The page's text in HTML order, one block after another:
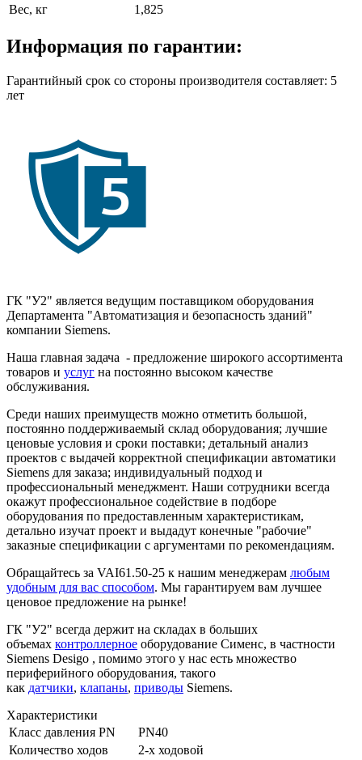
Вес, кг
1,825
Информация по гарантии:
Гарантийный срок со стороны производителя составляет: 5
лет
ГК "У2" является ведущим поставщиком оборудования
Департамента "Автоматизация и безопасность зданий"
компании Siemens.
Наша главная задача - предложение широкого ассортимента
товаров и услуг на постоянно высоком качестве
обслуживания.
Среди наших преимуществ можно отметить большой,
постоянно поддерживаемый склад оборудования; лучшие
ценовые условия и сроки поставки; детальный анализ
проектов с выдачей корректной спецификации автоматики
Siemens для заказа; индивидуальный подход и
профессиональный менеджмент. Наши сотрудники всегда
окажут профессиональное содействие в подборе
оборудования по предоставленным характеристикам,
детально изучат проект и выдадут конечные "рабочие"
заказные спецификации с аргументами по рекомендациям.
Обращайтесь за VAI61.50-25 к нашим менеджерам любым
удобным для вас способом. Мы гарантируем вам лучшее
ценовое предложение на рынке!
ГК "У2" всегда держит на складах в больших
объемах контроллерное оборудование Сименс, в частности
Siemens Desigo , помимо этого у нас есть множество
периферийного оборудования, такого
как датчики, клапаны, приводы Siemens.
Характеристики
Класс давления PN
PN40
Количество ходов
2-х ходовой